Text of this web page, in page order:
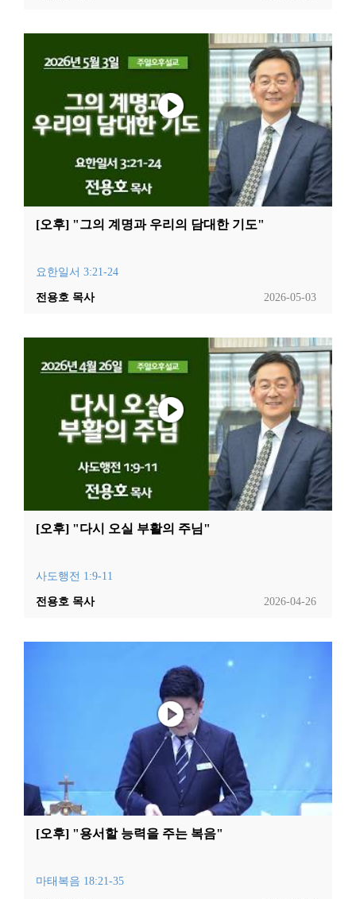
[오후] "그의 계명과 우리의 담대한 기도"
요한일서 3:21-24
2026-05-03
전용호 목사
[오후] "다시 오실 부활의 주님"
사도행전 1:9-11
2026-04-26
전용호 목사
[오후] "용서할 능력을 주는 복음"
마태복음 18:21-35